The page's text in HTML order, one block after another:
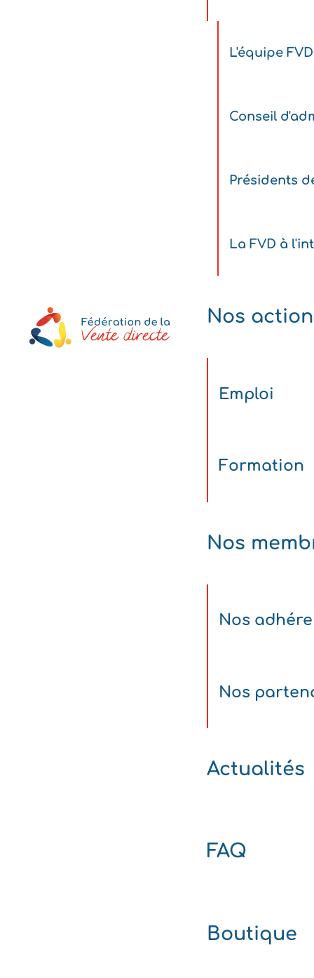
L'équipe FVD
Conseil
Présidents
La FVD à
Nos
Emploi
Formation
Nos
Nos
Nos
Actualités
FAQ
Boutique